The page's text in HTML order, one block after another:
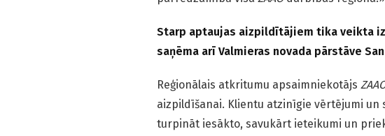
Starp aptaujas aizpildītājiem tika veikta
saņēma arī Valmieras novada pārstāve
Reģionālais atkritumu apsaimniekotājs
aizpildīšanai. Klientu atzinīgie vērtējumi
turpināt iesākto, savukārt ieteikumi un